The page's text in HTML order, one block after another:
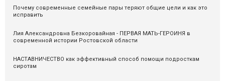
Почему современные семейные пары теряют общие цели и как это
исправить
Лия Александровна Безкоровайная - ПЕРВАЯ МАТЬ-ГЕРОИНЯ в
современной истории Ростовской области
НАСТАВНИЧЕСТВО как эффективный способ помощи подросткам
сиротам